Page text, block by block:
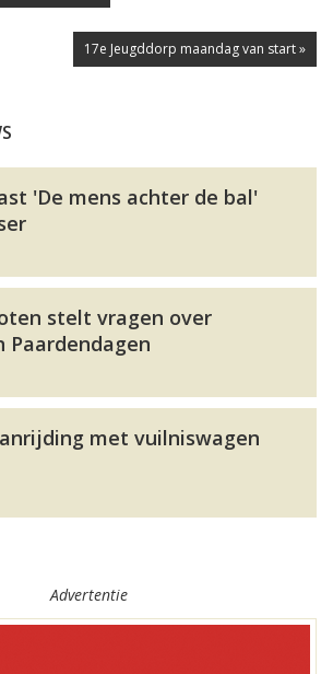
17e Jeugddorp maandag van start »
'De mens achter de bal'
stelt vragen over
Paardendagen
met vuilniswagen
Advertentie